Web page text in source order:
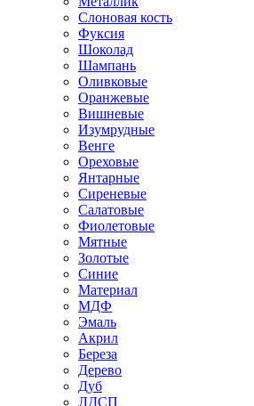
Слоновая кость
Фуксия
Шоколад
Шампань
Оливковые
Оранжевые
Вишневые
Изумрудные
Венге
Ореховые
Янтарные
Сиреневые
Салатовые
Фиолетовые
Мятные
Золотые
Синие
Материал
МДФ
Эмаль
Акрил
Береза
Дерево
Дуб
ЛДСП